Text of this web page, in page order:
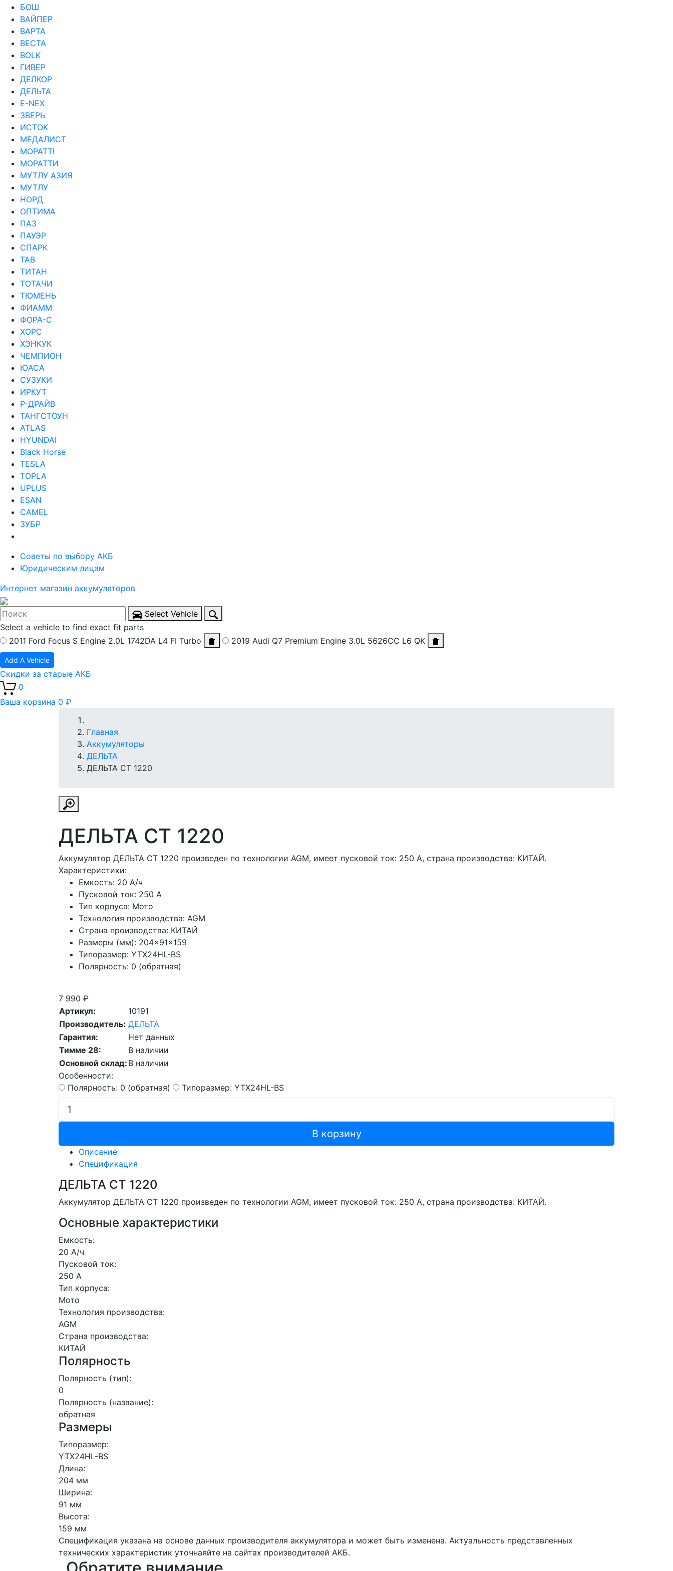
БОШ
ВАЙПЕР
ВАРТА
ВЕСТА
ВОLK
ГИВЕР
ДЕЛКОР
ДЕЛЬТА
Е-NEX
ЗВЕРЬ
ИСТОК
МЕДАЛИСТ
МОРАТТI
МОРАТТИ
МУТЛУ АЗИЯ
МУТЛУ
НОРД
ОПТИМА
ПАЗ
ПАУЭР
СПАРК
ТАВ
ТИТАН
ТОТАЧИ
ТЮМЕНЬ
ФИАММ
ФОРА-С
ХОРС
ХЭНКУК
ЧЕМПИОН
ЮАСА
СУЗУКИ
ИРКУТ
Р-ДРАЙВ
ТАНГСТОУН
ATLAS
HYUNDAI
Black Horse
TESLA
TOPLA
UPLUS
ESAN
CAMEL
ЗУБР
Советы по выбору АКБ
Юридическим лицам
Интернет магазин аккумуляторов
Select Vehicle
Select a vehicle to find exact fit parts
2011 Ford Focus S Engine 2.0L 1742DA L4 FI Turbo 2019 Audi Q7 Premium Engine 3.0L 5626CC L6 QK
Add A Vehicle
Скидки за старые АКБ
0
Ваша корзина 0 ₽
Главная
Аккумуляторы
ДЕЛЬТА
ДЕЛЬТА CT 1220
ДЕЛЬТА CT 1220
Аккумулятор ДЕЛЬТА CT 1220 произведен по технологии AGM, имеет пусковой ток: 250 A, страна производства: КИТАЙ.
Характеристики:
Емкость: 20 А/ч
Пусковой ток: 250 А
Тип корпуса: Мото
Технология производства: AGM
Страна производства: КИТАЙ
Размеры (мм): 204×91×159
Типоразмер: YTX24HL-BS
Полярность: 0 (обратная)
7 990 ₽
Артикул:
10191
Производитель: ДЕЛЬТА
Гарантия:
Нет данных
Тимме 28:
В наличии
Основной склад: В наличии
Особенности:
Полярность: 0 (обратная)
Типоразмер: YTX24HL-BS
В корзину
Описание
Спецификация
ДЕЛЬТА CT 1220
Аккумулятор ДЕЛЬТА CT 1220 произведен по технологии AGM, имеет пусковой ток: 250 A, страна производства: КИТАЙ.
Основные характеристики
Емкость:
20 А/ч
Пусковой ток:
250 А
Тип корпуса:
Мото
Технология производства:
AGM
Страна производства:
КИТАЙ
Полярность
Полярность (тип):
0
Полярность (название):
обратная
Размеры
Типоразмер:
YTX24HL-BS
Длина:
204 мм
Ширина:
91 мм
Высота:
159 мм
Спецификация указана на основе данных производителя аккумулятора и может быть изменена. Актуальность представленных
технических характеристик уточнаяйте на сайтах производителей АКБ.